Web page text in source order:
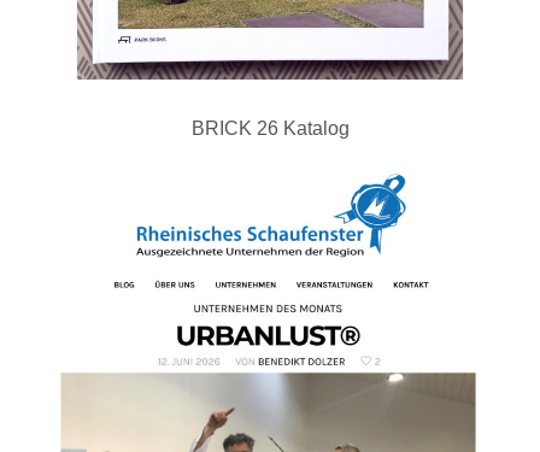
BRICK 26 Katalog